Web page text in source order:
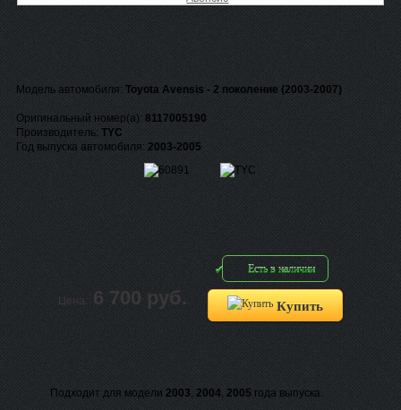
Модель автомобиля: Toyota Avensis - 2 поколение (2003-2007)
Оригинальный номер(а):8117005190
Производитель: TYC
Год выпуска автомобиля: 2003-2005
Цена: 6 700 руб.
Есть в наличии
Купить
Подходит для модели 2003, 2004, 2005года выпуска.